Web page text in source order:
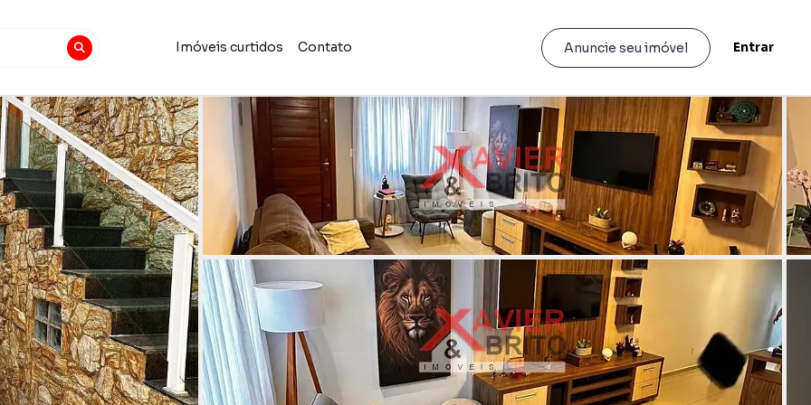
Imóveis curtidos Contato Anuncie seu imóvel Entrar